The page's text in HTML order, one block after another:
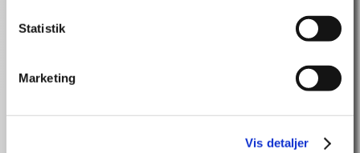
Statistik
Marketing
Vis detaljer
Spørg uforpligtende på Marianne